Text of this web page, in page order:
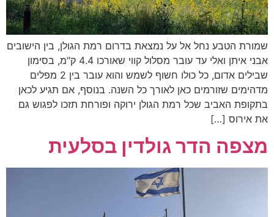
שמורת הטבע נחל אל על נמצאת בדרום רמת הגולן, בין הישובים
אבני איתן ואלי עד עובר מסלול קווי שאורכו 4.4 ק"מ, בסימון
שבילים אדום, כל כולו חשוף לשמש והוא עובר בין 2 מפלים
מדהימים שזורמים כאן לאורך כל השנה. בנוסף, אם תגיע לכאן
בתקופת האביב שכל רמת הגולן ירוקה ופורחת תזכו לפגוש גם
את אירוס […]
מצפה הדר גולדין בסלעית